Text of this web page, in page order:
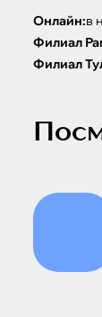
Онлайн:в
Филиал
Филиал